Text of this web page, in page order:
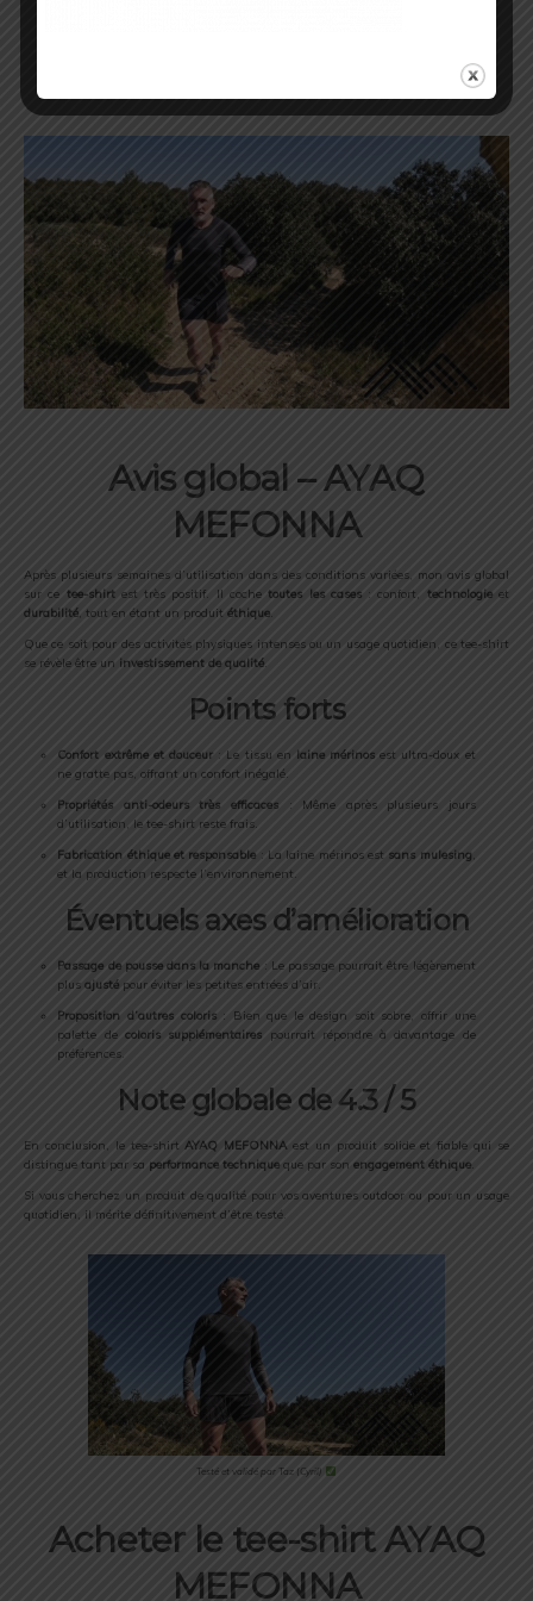
Avis global –AYAQ
MEFONNA
Après plusieurs semaines d’utilisation dans des conditions variées, mon avis global
sur ce tee-shirtest très positif. Il cochetoutes les cases: confort, technologieet
durabilité, tout en étant un produit éthique.
Que ce soit pour des activités physiques intenses ou un usage quotidien, ce tee-shirt
se révèle être un
investissement de qualité.
Points forts
Confort extrême et douceur: Le tissu en laine mérinos est ultra-doux et
ne gratte pas, offrant un confort inégalé.
Propriétés anti-odeurs très efficaces: Même après plusieurs jours
d’utilisation, le tee-shirt reste frais.
Fabrication éthique et responsable : La laine mérinos est sans mulesing,
et la production respecte l’environnement.
Éventuels axes d’amélioration
Passage de pousse dans la manche : Le passage pourrait être légèrement
plusajusté pour éviter les petites entrées d’air.
Proposition d’autres coloris: Bien que le design soit sobre, offrir une
palette de coloris supplémentaires pourrait répondre à davantage de
préférences.
Note globale de 4.3 / 5
En conclusion, le tee-shirtAYAQ MEFONNAest un produit solide et fiable qui se
distingue tant par sa performance technique que par son engagement éthique.
Si vous cherchez un produit de qualité pour vos aventures outdoor ou pour un usage
quotidien, il mérite définitivement d’être testé.
Testé et validé par Taz (Cyril)
Acheter le tee-shirtAYAQ
MEFONNA